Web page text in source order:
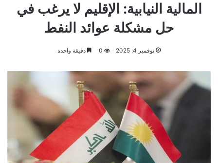
المالية النيابية: الإقليم لا يرغب في
حل مشكلة عوائد النفط
نوفمبر 4, 2025 0 دقيقة واحدة